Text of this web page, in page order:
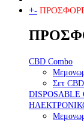
+-
CBD Combo
Σετ CBD
DISPOSABLE